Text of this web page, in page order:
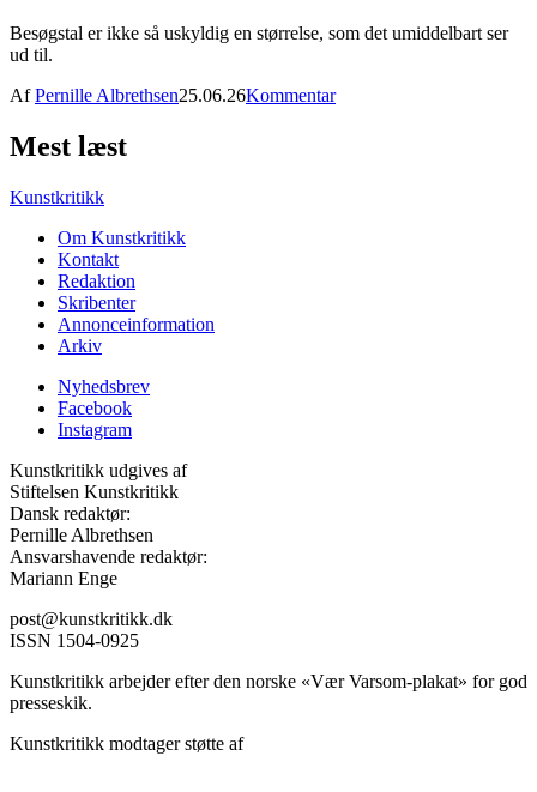
Besøgstal er ikke så uskyldig en størrelse, som det umiddelbart ser
ud til.
AfPernille Albrethsen25.06.26Kommentar
Mest læst
Kunstkritikk
Om Kunstkritikk
Kontakt
Redaktion
Skribenter
Annonceinformation
Arkiv
Nyhedsbrev
Facebook
Instagram
Kunstkritikk udgives af
Stiftelsen Kunstkritikk
Dansk redaktør:
Pernille Albrethsen
Ansvarshavende redaktør:
Mariann Enge
post@kunstkritikk.dk
ISSN 1504-0925
Kunstkritikk arbejder efter den norske «Vær Varsom-plakat» for god
presseskik.
Kunstkritikk modtager støtte af